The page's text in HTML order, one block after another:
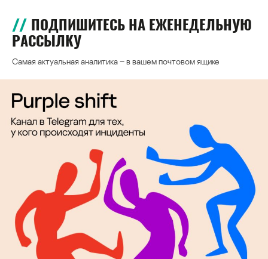
ПОДПИШИТЕСЬ НА ЕЖЕНЕДЕЛЬНУЮ
РАССЫЛКУ
Самая актуальная аналитика – в вашем почтовом ящике